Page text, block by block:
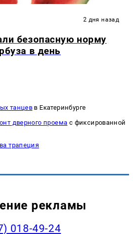
2 дня назад
безопасную норму
в день
танцев в Екатеринбурге
дверного проема с фиксированной
трапеция
рекламы
018-49-24